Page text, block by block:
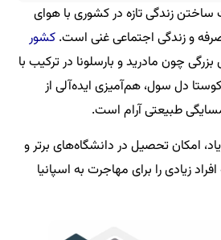
زندگی تازه در کشوری با هوای
و زندگی اجتماعی غنی است. کشور
چون مادرید و بارسلونا در ترکیب با
دل سول، هم‌آمیزی ایده‌آلی از
طبیعتی آرام است.
امکان تحصیل در دانشگاه‌های برتر و
زیادی را برای مهاجرت به اسپانیا